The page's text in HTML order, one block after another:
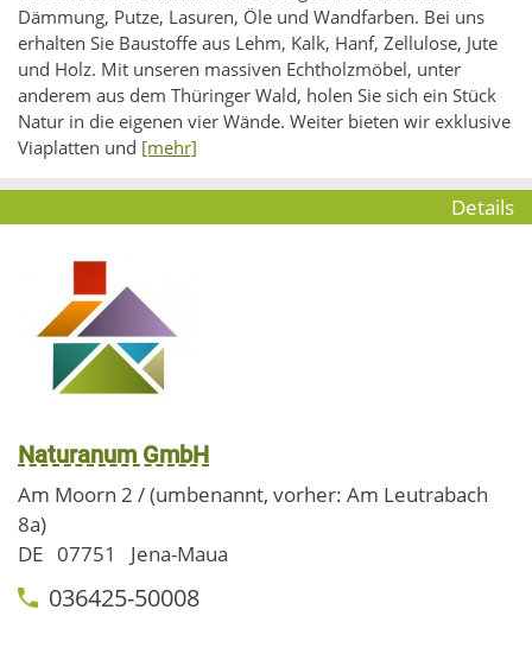
Dämmung, Putze, Lasuren, Öle und Wandfarben. Bei uns
erhalten Sie Baustoffe aus Lehm, Kalk, Hanf, Zellulose, Jute
und Holz. Mit unseren massiven Echtholzmöbel, unter
anderem aus dem Thüringer Wald, holen Sie sich ein Stück
Natur in die eigenen vier Wände. Weiter bieten wir exklusive
Viaplatten und [mehr]
Details
Naturanum GmbH
Am Moorn 2 / (umbenannt, vorher: Am Leutrabach
8a)
DE 07751 Jena-Maua
036425-50008